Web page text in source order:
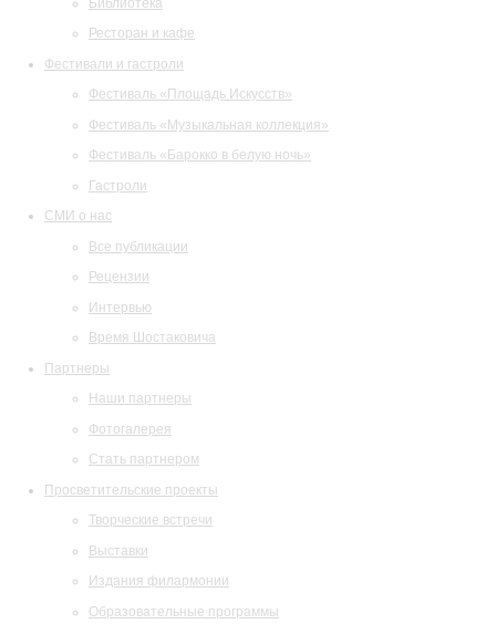
Ресторан и кафе
Фестивали и гастроли
Фестиваль «Площадь Искусств»
Фестиваль «Музыкальная коллекция»
Фестиваль «Барокко в белую ночь»
Гастроли
СМИ о нас
Все публикации
Рецензии
Интервью
Время Шостаковича
Партнеры
Наши партнеры
Фотогалерея
Стать партнером
Просветительские проекты
Творческие встречи
Выставки
Издания филармонии
Образовательные программы